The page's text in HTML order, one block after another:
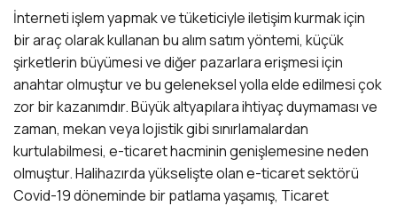
İnterneti işlem yapmak ve tüketiciyle iletişim kurmak için
bir araç olarak kullanan bu alım satım yöntemi, küçük
şirketlerin büyümesi ve diğer pazarlara erişmesi için
anahtar olmuştur ve bu geleneksel yolla elde edilmesi çok
zor bir kazanımdır. Büyük altyapılara ihtiyaç duymaması ve
zaman, mekan veya lojistik gibi sınırlamalardan
kurtulabilmesi, e-ticaret hacminin genişlemesine neden
olmuştur. Halihazırda yükselişte olan e-ticaret sektörü
Covid-19 döneminde bir patlama yaşamış, Ticaret